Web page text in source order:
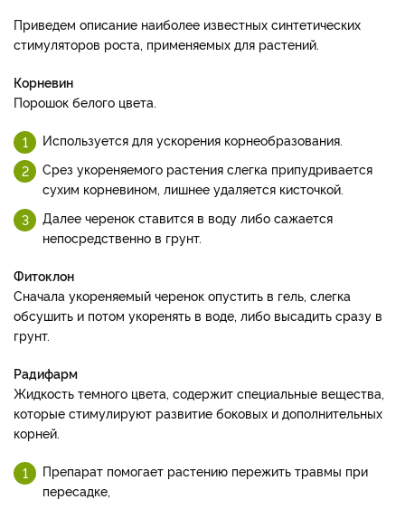
Приведем описание наиболее известных синтетических
стимуляторов роста, применяемых для растений.
Корневин
Порошок белого цвета.
Используется для ускорения корнеобразования.
Срез укореняемого растения слегка припудривается
сухим корневином, лишнее удаляется кисточкой.
Далее черенок ставится в воду либо сажается
непосредственно в грунт.
Фитоклон
Сначала укореняемый черенок опустить в гель, слегка
обсушить и потом укоренять в воде, либо высадить сразу в
грунт.
Радифарм
Жидкость темного цвета, содержит специальные вещества,
которые стимулируют развитие боковых и дополнительных
корней.
Препарат помогает растению пережить травмы при
пересадке,